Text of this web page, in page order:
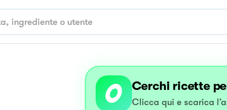
Cerchi ricette
Clicca qui e scarica